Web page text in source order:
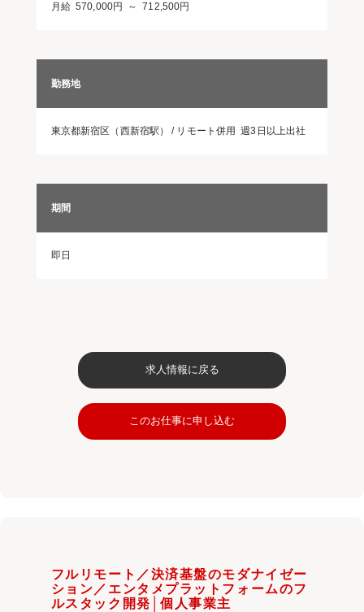
月給 570,000円 ～ 712,500円
勤務地
東京都新宿区（西新宿駅） / リモート併用 週3日以上出社
期間
即日
求人情報に戻る
このお仕事に申し込む
フルリモート／決済基盤のモダナイゼー
ション／エンタメプラットフォームのフ
ルスタック開発│個人事業主